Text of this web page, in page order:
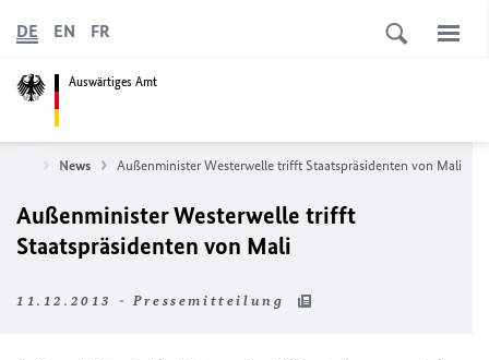
Auswärtiges Amt
DE EN FR
News Außenminister Westerwelle trifft Staatspräsidenten von Mali
Außenminister Westerwelle trifft
Staatspräsidenten von Mali
11.12.2013 - Pressemitteilung